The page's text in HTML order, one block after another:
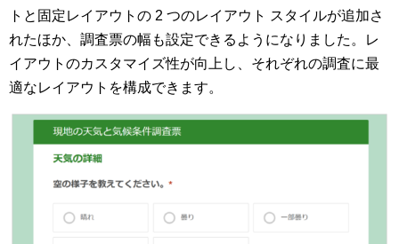
トと固定レイアウトの 2 つのレイアウト スタイルが追加さ
れたほか、調査票の幅も設定できるようになりました。レ
イアウトのカスタマイズ性が向上し、それぞれの調査に最
適なレイアウトを構成できます。